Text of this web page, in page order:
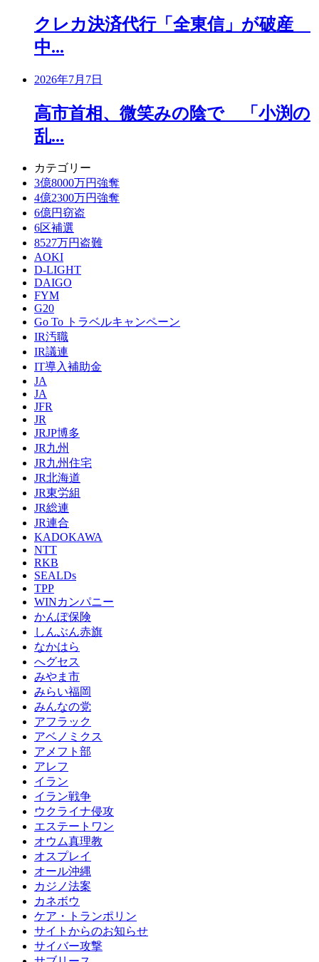
クレカ決済代行「全東信」が破産
中...
2026年7月7日
高市首相、微笑みの陰で 「小渕の
乱...
カテゴリー
3億8000万円強奪
4億2300万円強奪
6億円窃盗
6区補選
8527万円盗難
AOKI
D-LIGHT
DAIGO
FYM
G20
Go To トラベルキャンペーン
IR汚職
IR議連
IT導入補助金
JA
JA
JFR
JR
JRJP博多
JR九州
JR九州住宅
JR北海道
JR東労組
JR総連
JR連合
KADOKAWA
NTT
RKB
SEALDs
TPP
WINカンパニー
かんぽ保険
しんぶん赤旗
なかはら
へグセス
みやま市
みらい福岡
みんなの党
アフラック
アベノミクス
アメフト部
アレフ
イラン
イラン戦争
ウクライナ侵攻
エステートワン
オウム真理教
オスプレイ
オール沖縄
カジノ法案
カネボウ
ケア・トランポリン
サイトからのお知らせ
サイバー攻撃